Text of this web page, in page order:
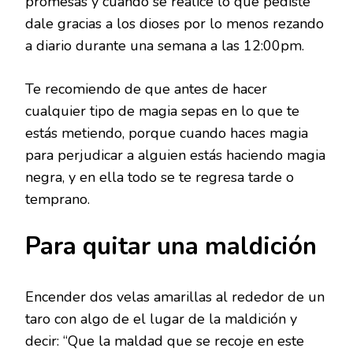
dale gracias a los dioses por lo menos rezando
a diario durante una semana a las 12:00pm.
Te recomiendo de que antes de hacer
cualquier tipo de magia sepas en lo que te
estás metiendo, porque cuando haces magia
para perjudicar a alguien estás haciendo magia
negra, y en ella todo se te regresa tarde o
temprano.
Para quitar una maldición
Encender dos velas amarillas al rededor de un
taro con algo de el lugar de la maldición y
decir: “Que la maldad que se recoje en este